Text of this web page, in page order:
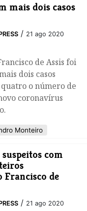
mais dois casos
/ 21 ago 2020
de Assis foi
dois casos
o número de
coronavírus
Monteiro
com
Francisco de
/ 21 ago 2020